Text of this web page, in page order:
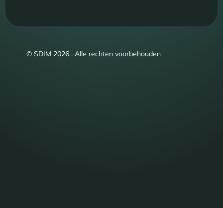
© SDIM 2026 . Alle rechten voorbehouden